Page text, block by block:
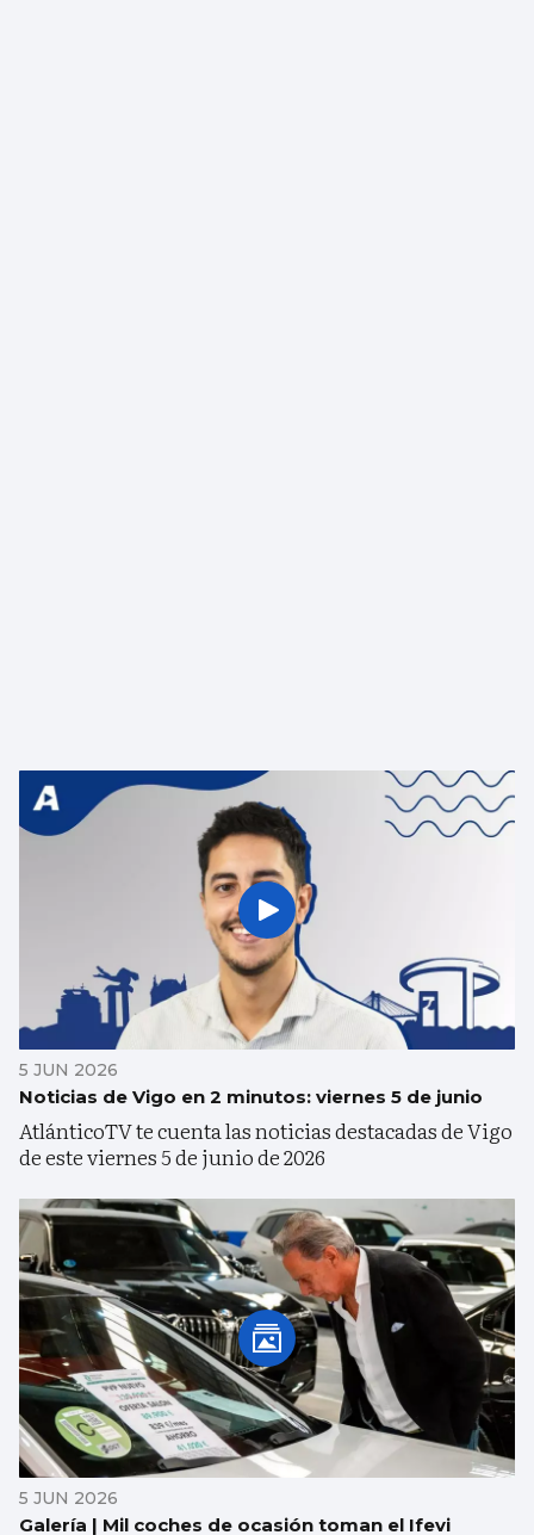
5 JUN 2026
Noticias de Vigo en 2 minutos: viernes 5 de junio
AtlánticoTV te cuenta las noticias destacadas de Vigo
de este viernes 5 de junio de 2026
5 JUN 2026
Galería | Mil coches de ocasión toman el Ifevi